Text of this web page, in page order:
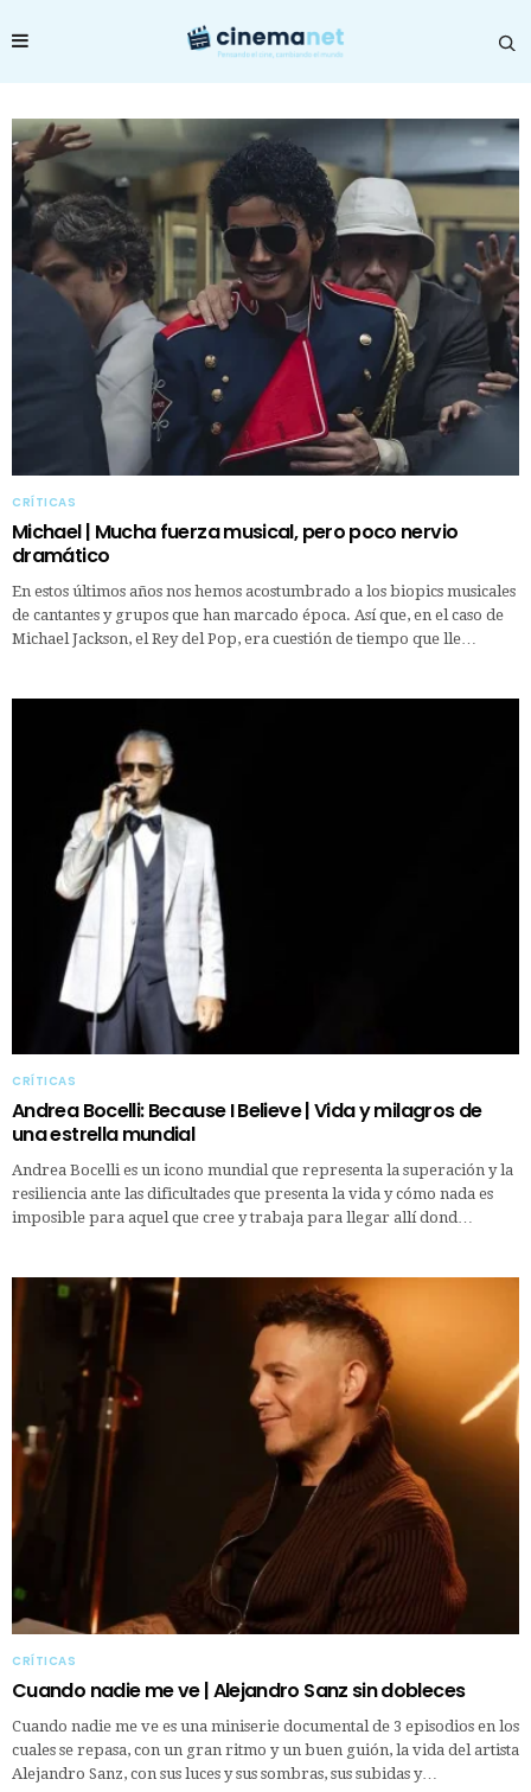
CRÍTICAS
Michael | Mucha fuerza musical, pero poco nervio
dramático
En estos últimos años nos hemos acostumbrado a los biopics musicales
de cantantes y grupos que han marcado época. Así que, en el caso de
Michael Jackson, el Rey del Pop, era cuestión de tiempo que lle…
CRÍTICAS
Andrea Bocelli: Because I Believe | Vida y milagros de
una estrella mundial
Andrea Bocelli es un icono mundial que representa la superación y la
resiliencia ante las dificultades que presenta la vida y cómo nada es
imposible para aquel que cree y trabaja para llegar allí dond…
CRÍTICAS
Cuando nadie me ve | Alejandro Sanz sin dobleces
Cuando nadie me ve es una miniserie documental de 3 episodios en los
cuales se repasa, con un gran ritmo y un buen guión, la vida del artista
Alejandro Sanz, con sus luces y sus sombras, sus subidas y…